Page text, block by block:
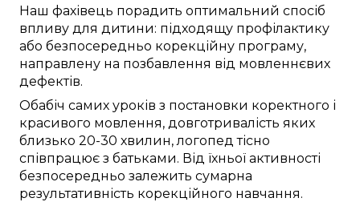
Наш фахівець порадить оптимальний спосіб
впливу для дитини: підходящу профілактику
або безпосередньо корекційну програму,
направлену на позбавлення від мовленнєвих
дефектів.
Обабіч самих уроків з постановки коректного і
красивого мовлення, довготривалість яких
близько 20-30 хвилин,логопед тісно
співпрацює з батьками. Від їхньої активності
безпосередньо залежить сумарна
результативність корекційного навчання.